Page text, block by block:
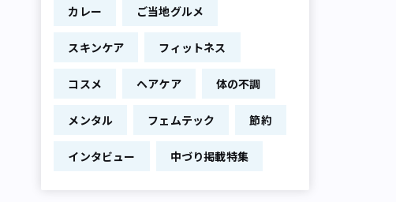
カレー ご当地グルメ
スキンケア フィットネス
コスメ ヘアケア 体の不調
メンタル フェムテック 節約
インタビュー 中づり掲載特集